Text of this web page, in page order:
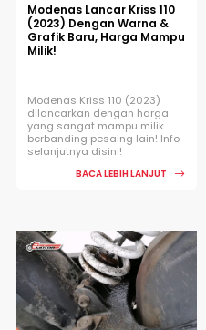
Modenas Lancar Kriss 110
(2023) Dengan Warna &
Grafik Baru, Harga Mampu
Milik!
Modenas Kriss 110 (2023)
dilancarkan dengan harga
yang sangat mampu milik
berbanding pesaing lain! Info
selanjutnya disini!
BACA LEBIH LANJUT